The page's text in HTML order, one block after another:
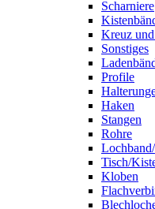
Scharniere
Kreuz
Sonstiges
Profile
Haken
Stangen
Rohre
Tisch/
Kloben